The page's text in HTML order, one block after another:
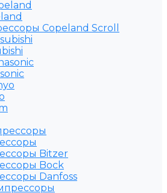
Copeland Scroll
Bitzer
Bock
Danfoss